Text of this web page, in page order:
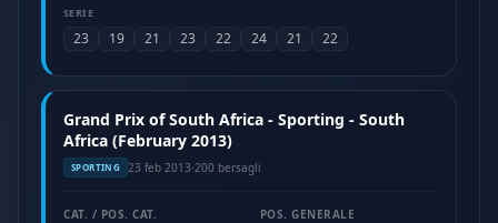
SERIE
23 19 21 23 22 24 21 22
Grand Prix of South Africa - Sporting - South
Africa (February 2013)
SPORTING 23 feb 2013·200 bersagli
CAT. / POS. CAT. POS. GENERALE